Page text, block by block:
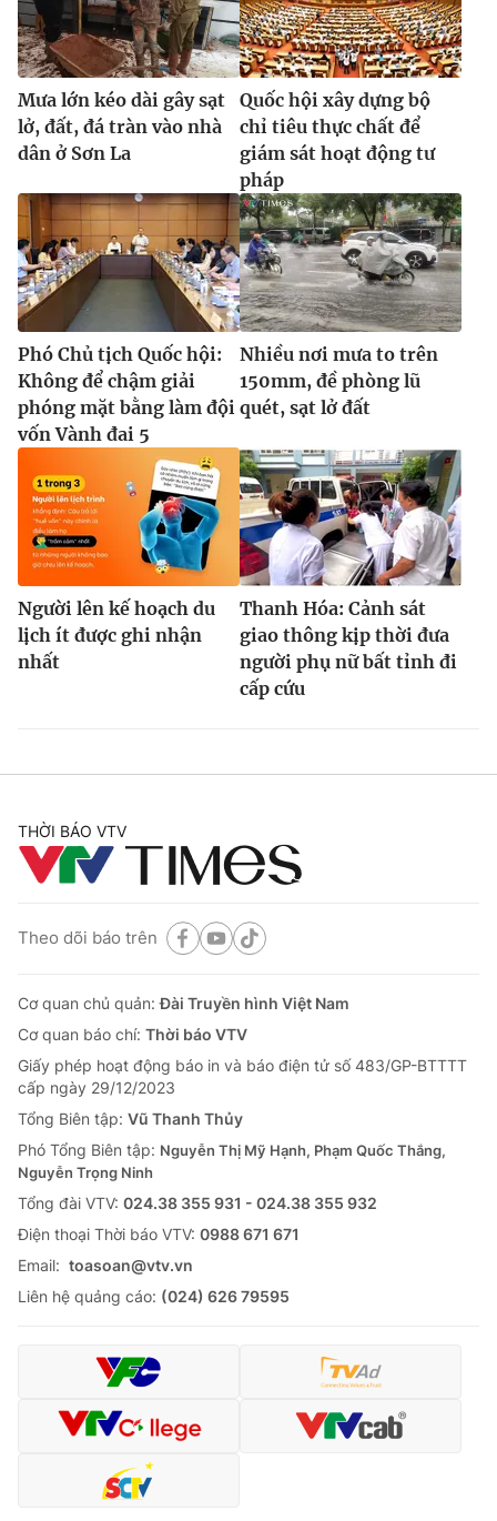
Mưa lớn kéo dài gây sạt
lở, đất, đá tràn vào nhà
dân ở Sơn La
Quốc hội xây dựng bộ
chỉ tiêu thực chất để
giám sát hoạt động tư
pháp
Phó Chủ tịch Quốc hội:
Không để chậm giải
phóng mặt bằng làm đội
vốn Vành đai 5
Nhiều nơi mưa to trên
150mm, đề phòng lũ
quét, sạt lở đất
Người lên kế hoạch du
lịch ít được ghi nhận
nhất
Thanh Hóa: Cảnh sát
giao thông kịp thời đưa
người phụ nữ bất tỉnh đi
cấp cứu
THỜI BÁO VTV
Theo dõi báo trên
Cơ quan chủ quản:Đài Truyền hình Việt Nam
Cơ quan báo chí: Thời báo VTV
Giấy phép hoạt động báo in và báo điện tử số 483/GP-BTTTT
cấp ngày 29/12/2023
Tổng Biên tập: Vũ Thanh Thủy
Phó Tổng Biên tập: Nguyễn Thị Mỹ Hạnh, Phạm Quốc Thắng,
Nguyễn Trọng Ninh
Tổng đài VTV: 024.38 355 931 - 024.38 355 932
Ðiện thoại Thời báo VTV: 0988 671 671
Email: toasoan@vtv.vn
Liên hệ quảng cáo: (024) 626 79595